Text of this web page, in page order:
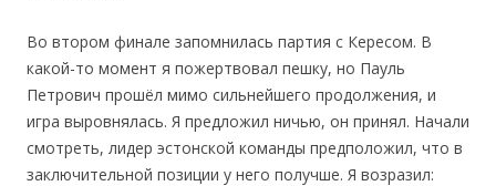
Во втором финале запомнилась партия с Кересом. В
какой-то момент я пожертвовал пешку, но Пауль
Петрович прошёл мимо сильнейшего продолжения, и
игра выровнялась. Я предложил ничью, он принял. Начали
смотреть, лидер эстонской команды предположил, что в
заключительной позиции у него получше. Я возразил: